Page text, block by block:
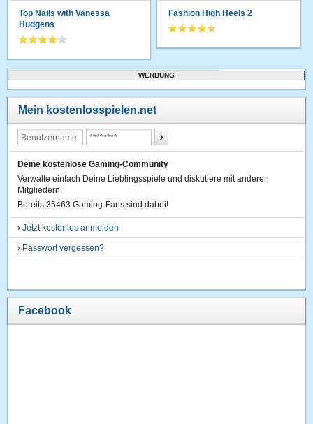
Top Nails with Vanessa
Hudgens
Fashion High Heels 2
WERBUNG
Mein kostenlosspielen.net
Deine kostenlose Gaming-Community
Verwalte einfach Deine Lieblingsspiele und diskutiere mit anderen
Mitgliedern.
Bereits 35463 Gaming-Fans sind dabei!
›Jetzt kostenlos anmelden
› Passwort vergessen?
Facebook